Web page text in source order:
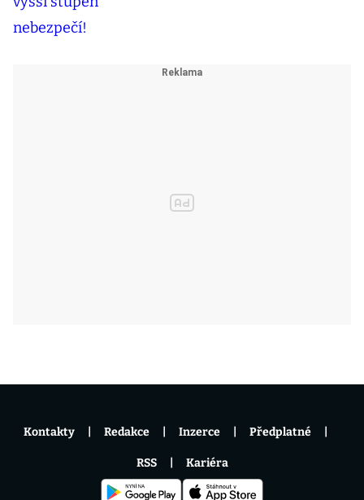
Kontakty Redakce Inzerce Předplatné
RSS Kariéra